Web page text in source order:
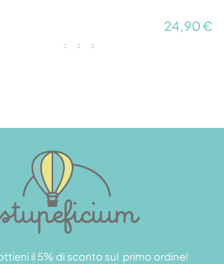
24,90 €
il 5% di sconto sul primo ordine!